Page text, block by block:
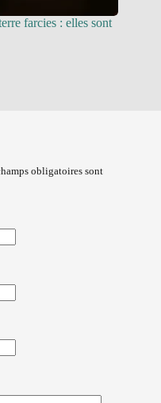
farcies : elles sont
obligatoires sont